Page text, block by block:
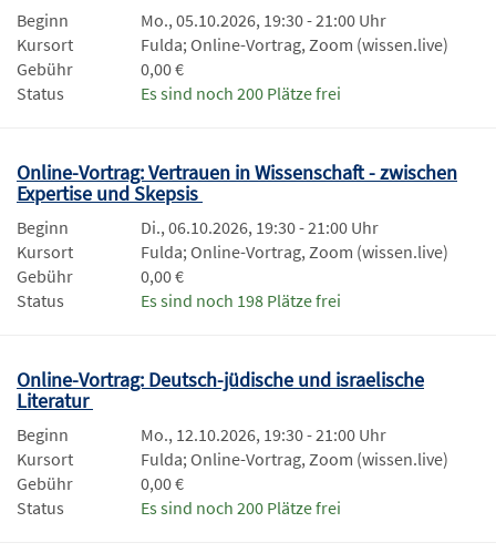
Beginn
Mo., 05.10.2026, 19:30 - 21:00 Uhr
Kursort
Fulda; Online-Vortrag, Zoom (wissen.live)
Gebühr
0,00 €
Status
Es sind noch 200 Plätze frei
Online-Vortrag: Vertrauen in Wissenschaft - zwischen
Expertise und Skepsis
Beginn
Di., 06.10.2026, 19:30 - 21:00 Uhr
Kursort
Fulda; Online-Vortrag, Zoom (wissen.live)
Gebühr
0,00 €
Status
Es sind noch 198 Plätze frei
Online-Vortrag: Deutsch-jüdische und israelische
Literatur
Beginn
Mo., 12.10.2026, 19:30 - 21:00 Uhr
Kursort
Fulda; Online-Vortrag, Zoom (wissen.live)
Gebühr
0,00 €
Status
Es sind noch 200 Plätze frei